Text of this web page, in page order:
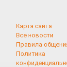
Карта сайта
Все новости
Правила
Политика